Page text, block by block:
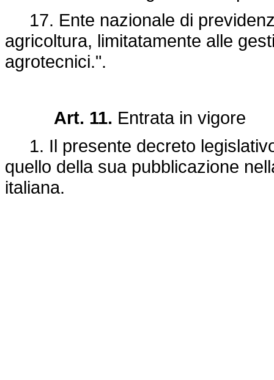
17. Ente nazionale di
agricoltura, limitatamente alle
agrotecnici.".
Art. 11. Entrata in vigore
1. Il presente decreto
quello della sua pubblicazione
italiana.